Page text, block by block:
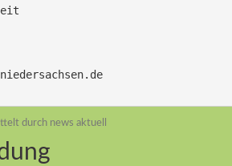
durch news aktuell